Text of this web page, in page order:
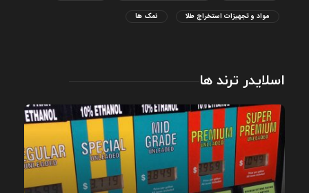
مواد و تجهیزات استخراج طلا نمک ها
اسلایدر ترند ها